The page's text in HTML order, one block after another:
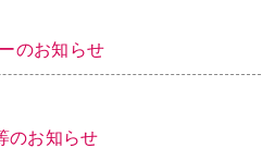
のお知らせ
のお知らせ